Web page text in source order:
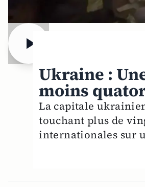
Ukraine :
moins
La capitale
touchant plus de
internationales sur